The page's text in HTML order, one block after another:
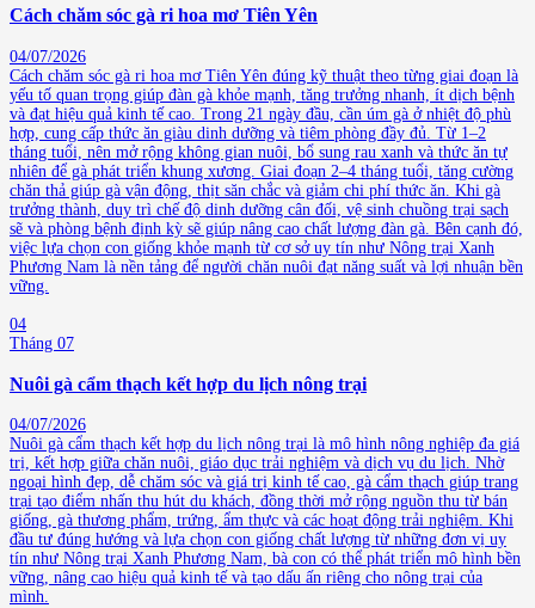
Cách chăm sóc gà ri hoa mơ Tiên Yên
04/07/2026
Cách chăm sóc gà ri hoa mơ Tiên Yên đúng kỹ thuật theo từng giai đoạn là
yếu tố quan trọng giúp đàn gà khỏe mạnh, tăng trưởng nhanh, ít dịch bệnh
và đạt hiệu quả kinh tế cao. Trong 21 ngày đầu, cần úm gà ở nhiệt độ phù
hợp, cung cấp thức ăn giàu dinh dưỡng và tiêm phòng đầy đủ. Từ 1–2
tháng tuổi, nên mở rộng không gian nuôi, bổ sung rau xanh và thức ăn tự
nhiên để gà phát triển khung xương. Giai đoạn 2–4 tháng tuổi, tăng cường
chăn thả giúp gà vận động, thịt săn chắc và giảm chi phí thức ăn. Khi gà
trưởng thành, duy trì chế độ dinh dưỡng cân đối, vệ sinh chuồng trại sạch
sẽ và phòng bệnh định kỳ sẽ giúp nâng cao chất lượng đàn gà. Bên cạnh đó,
việc lựa chọn con giống khỏe mạnh từ cơ sở uy tín như Nông trại Xanh
Phương Nam là nền tảng để người chăn nuôi đạt năng suất và lợi nhuận bền
vững.
04
Tháng 07
Nuôi gà cẩm thạch kết hợp du lịch nông trại
04/07/2026
Nuôi gà cẩm thạch kết hợp du lịch nông trại là mô hình nông nghiệp đa giá
trị, kết hợp giữa chăn nuôi, giáo dục trải nghiệm và dịch vụ du lịch. Nhờ
ngoại hình đẹp, dễ chăm sóc và giá trị kinh tế cao, gà cẩm thạch giúp trang
trại tạo điểm nhấn thu hút du khách, đồng thời mở rộng nguồn thu từ bán
giống, gà thương phẩm, trứng, ẩm thực và các hoạt động trải nghiệm. Khi
đầu tư đúng hướng và lựa chọn con giống chất lượng từ những đơn vị uy
tín như Nông trại Xanh Phương Nam, bà con có thể phát triển mô hình bền
vững, nâng cao hiệu quả kinh tế và tạo dấu ấn riêng cho nông trại của
mình.